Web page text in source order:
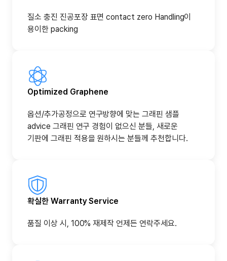
질소 충진 진공포장 표면 contact zero Handling이
용이한 packing
Optimized Graphene
옵션/추가공정으로 연구방향에 맞는 그래핀 샘플
advice 그래핀 연구 경험이 없으신 분들, 새로운
기판에 그래핀 적용을 원하시는 분들께 추천합니다.
확실한 Warranty Service
품질 이상 시, 100% 재제작 언제든 연락주세요.